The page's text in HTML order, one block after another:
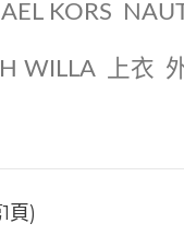
KORS
WILLA 上衣
頁)